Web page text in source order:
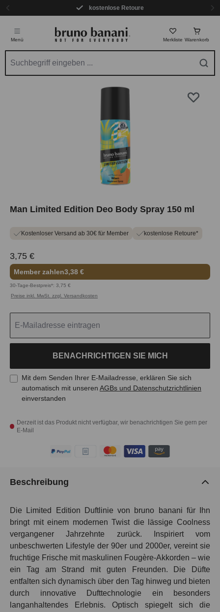
Zum Hauptinhalt springenkostenlose Retoure
Menü Merkliste Warenkorb
Man Limited Edition Deo Body Spray 150 ml
Kostenloser Versand ab 30€ für Member kostenlose Retoure*
3,75 €
Member zahlen3,38 €
30-Tage-Bestpreis*: 3,75 €
Preise inkl. MwSt. zzgl. Versandkosten
Derzeit ist das Produkt nicht verfügbar, wir benachrichtigen Sie gern per
E-Mail
BENACHRICHTIGEN SIE MICH
Mit dem Senden Ihrer E-Mailadresse, erklären Sie sich
automatisch mit unseren AGBs und Datenschutzrichtlinien
einverstanden
Beschreibung
Die Limited Edition Duftlinie von bruno banani für Ihn
bringt mit einem modernen Twist die lässige Coolness
vergangener Jahrzehnte zurück. Inspiriert vom
unbeschwerten Lifestyle der 90er und 2000er, vereint sie
fruchtige Frische mit maskulinen Fougère-Akkorden – wie
ein Tag am Strand mit guten Freunden. Die Düfte
entfalten sich dynamisch über den Tag hinweg und bieten
durch innovative Dufttechnologie ein besonders
langanhaltendes Erlebnis. Optisch spiegelt sich die